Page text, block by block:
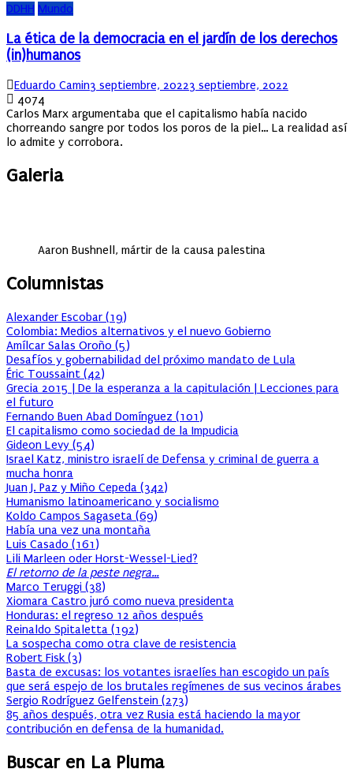
DDHH Mundo
La ética de la democracia en el jardín de los derechos
(in)humanos
Author
Eduardo CaminPosted
3 septiembre, 20223 septiembre, 2022
4074
Carlos Marx argumentaba que el capitalismo había nacido
chorreando sangre por todos los poros de la piel… La realidad así
lo admite y corrobora.
Galeria
Aaron Bushnell, mártir de la causa palestina
Columnistas
Alexander Escobar (19)
Colombia: Medios alternativos y el nuevo Gobierno
Amílcar Salas Oroño (5)
Desafíos y gobernabilidad del próximo mandato de Lula
Éric Toussaint (42)
Grecia 2015 | De la esperanza a la capitulación | Lecciones para
el futuro
Fernando Buen Abad Domínguez (101)
El capitalismo como sociedad de la Impudicia
Gideon Levy (54)
Israel Katz, ministro israelí de Defensa y criminal de guerra a
mucha honra
Juan J. Paz y Miño Cepeda (342)
Humanismo latinoamericano y socialismo
Koldo Campos Sagaseta (69)
Había una vez una montaña
Luis Casado (161)
Lili Marleen oder Horst-Wessel-Lied?
El retorno de la peste negra…
Marco Teruggi (38)
Xiomara Castro juró como nueva presidenta
Honduras: el regreso 12 años después
Reinaldo Spitaletta (192)
La sospecha como otra clave de resistencia
Robert Fisk (3)
Basta de excusas: los votantes israelíes han escogido un país
que será espejo de los brutales regímenes de sus vecinos árabes
Sergio Rodríguez Gelfenstein (273)
85 años después, otra vez Rusia está haciendo la mayor
contribución en defensa de la humanidad.
Buscar en La Pluma